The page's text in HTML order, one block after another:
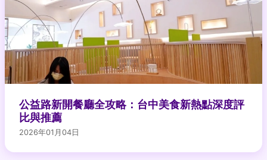
公益路新開餐廳全攻略：台中美食新熱點深度評
比與推薦
2026年01月04日